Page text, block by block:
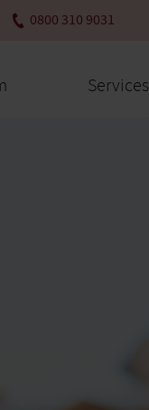
0800 310 9031
Services